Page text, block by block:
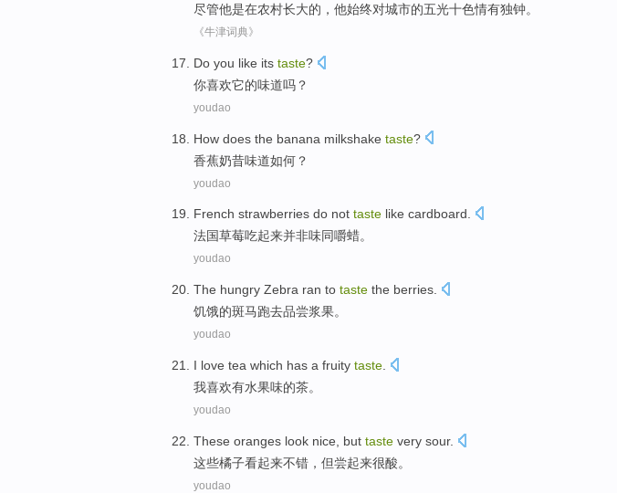
尽管他是在农村长大的，他始终对城市的五光十色情有独钟。
《牛津词典》
Do you like its taste?
你喜欢它的味道吗？
youdao
How does the banana milkshake taste?
香蕉奶昔味道如何？
youdao
French strawberries do not taste like cardboard.
法国草莓吃起来并非味同嚼蜡。
youdao
The hungry Zebra ran to taste the berries.
饥饿的斑马跑去品尝浆果。
youdao
I love tea which has a fruity taste
我喜欢有水果味的茶。
youdao
These oranges look nice, but taste very sour.
这些橘子看起来不错，但尝起来很酸。
youdao